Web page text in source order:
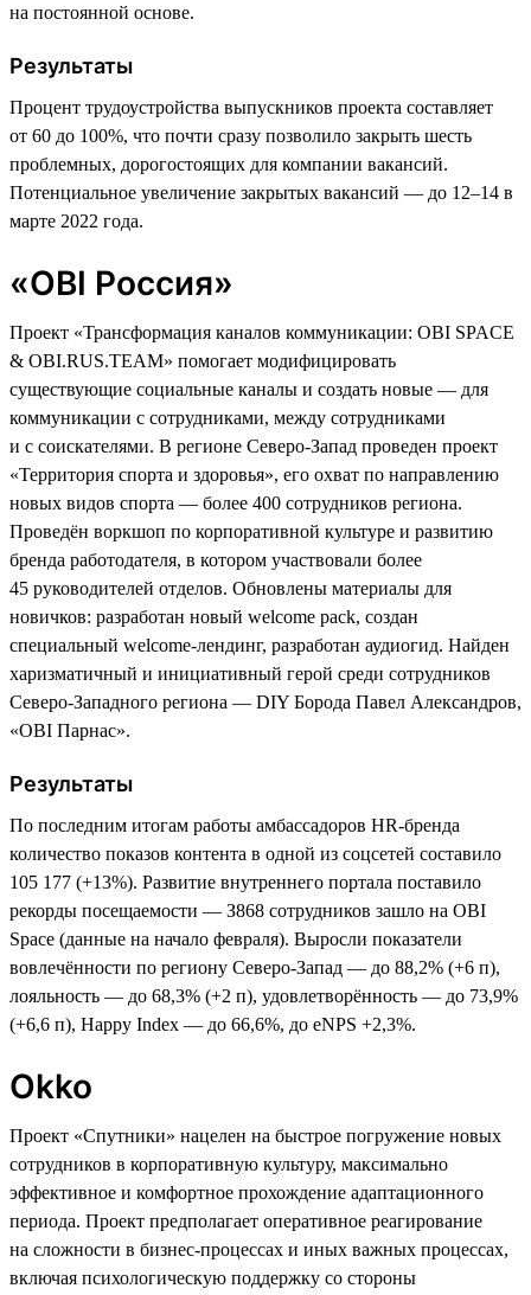
на постоянной основе.
Результаты
Процент трудоустройства выпускников проекта составляет
от 60 до 100%, что почти сразу позволило закрыть шесть
проблемных, дорогостоящих для компании вакансий.
Потенциальное увеличение закрытых вакансий — до 12–14 в
марте 2022 года.
«OBI Россия»
Проект «Трансформация каналов коммуникации: OBI SPACE
& OBI.RUS.TEAM» помогает модифицировать
существующие социальные каналы и создать новые — для
коммуникации с сотрудниками, между сотрудниками
и с соискателями. В регионе Северо-Запад проведен проект
«Территория спорта и здоровья», его охват по направлению
новых видов спорта — более 400 сотрудников региона.
Проведён воркшоп по корпоративной культуре и развитию
бренда работодателя, в котором участвовали более
45 руководителей отделов. Обновлены материалы для
новичков: разработан новый welcome pack, создан
специальный welcome-лендинг, разработан аудиогид. Найден
харизматичный и инициативный герой среди сотрудников
Северо-Западного региона — DIY Борода Павел Александров,
«ОBI Парнас».
Результаты
По последним итогам работы амбассадоров HR-бренда
количество показов контента в одной из соцсетей составило
105 177 (+13%). Развитие внутреннего портала поставило
рекорды посещаемости — З868 сотрудников зашло на OBI
Space (данные на начало февраля). Выросли показатели
вовлечённости по региону Северо-Запад — до 88,2% (+6 п),
лояльность — до 68,3% (+2 п), удовлетворённость — до 73,9%
(+6,6 п), Happy Index — до 66,6%, до eNPS +2,3%.
Okko
Проект «Спутники» нацелен на быстрое погружение новых
сотрудников в корпоративную культуру, максимально
эффективное и комфортное прохождение адаптационного
периода. Проект предполагает оперативное реагирование
на сложности в бизнес-процессах и иных важных процессах,
включая психологическую поддержку со стороны